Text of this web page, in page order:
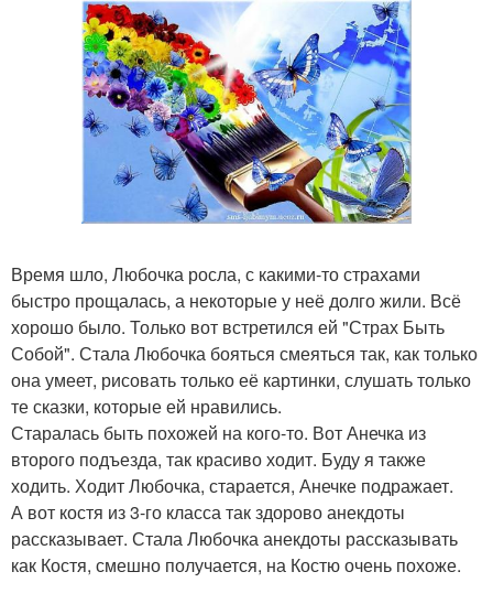
Время шло, Любочка росла, с какими-то страхами
быстро прощалась, а некоторые у неё долго жили. Всё
хорошо было. Только вот встретился ей "Страх Быть
Собой". Стала Любочка бояться смеяться так, как только
она умеет, рисовать только её картинки, слушать только
те сказки, которые ей нравились.
Старалась быть похожей на кого-то. Вот Анечка из
второго подъезда, так красиво ходит. Буду я также
ходить. Ходит Любочка, старается, Анечке подражает.
А вот костя из 3-го класса так здорово анекдоты
рассказывает. Стала Любочка анекдоты рассказывать
как Костя, смешно получается, на Костю очень похоже.